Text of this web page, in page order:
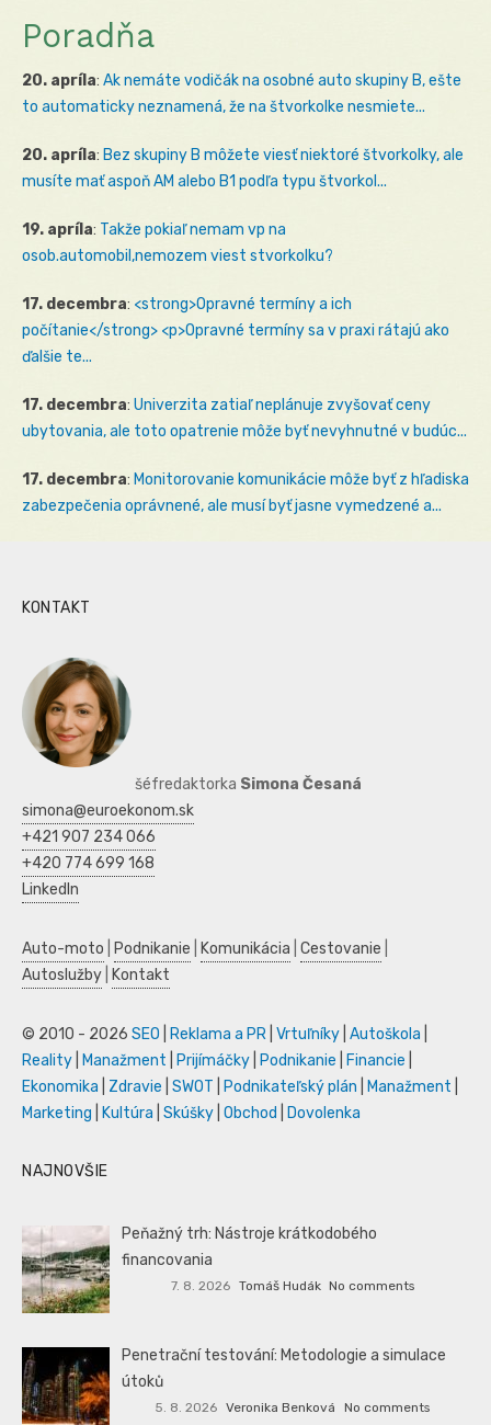
Poradňa
20. apríla: Ak nemáte vodičák na osobné auto skupiny B, ešte
to automaticky neznamená, že na štvorkolke nesmiete...
20. apríla: Bez skupiny B môžete viesť niektoré štvorkolky, ale
musíte mať aspoň AM alebo B1 podľa typu štvorkol...
19. apríla: Takže pokiaľ nemam vp na
osob.automobil,nemozem viest stvorkolku?
17. decembra: <strong>Opravné termíny a ich
počítanie</strong> <p>Opravné termíny sa v praxi rátajú ako
ďalšie te...
17. decembra: Univerzita zatiaľ neplánuje zvyšovať ceny
ubytovania, ale toto opatrenie môže byť nevyhnutné v budúc...
17. decembra: Monitorovanie komunikácie môže byť z hľadiska
zabezpečenia oprávnené, ale musí byť jasne vymedzené a...
KONTAKT
šéfredaktorka Simona Česaná
simona@euroekonom.sk
+421 907 234 066
+420 774 699 168
LinkedIn
Auto-moto Podnikanie Komunikácia Cestovanie
Autoslužby
Kontakt
© 2010 - 2026 SEO Reklama a PR Vrtuľníky Autoškola
Reality
Manažment Prijímáčky Podnikanie Financie
Ekonomika
Zdravie SWOT Podnikateľský plán Manažment
Marketing
Kultúra Skúšky Obchod Dovolenka
NAJNOVŠIE
Peňažný trh: Nástroje krátkodobého
financovania
7. 8. 2026 Tomáš Hudák No comments
Penetrační testování: Metodologie a simulace
útoků
5. 8. 2026 Veronika Benková No comments